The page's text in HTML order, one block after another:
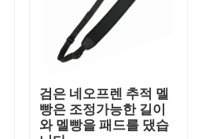
검은 네오프렌 추적 멜
빵은 조정가능한 길이
와 멜빵을 패드를 댔습